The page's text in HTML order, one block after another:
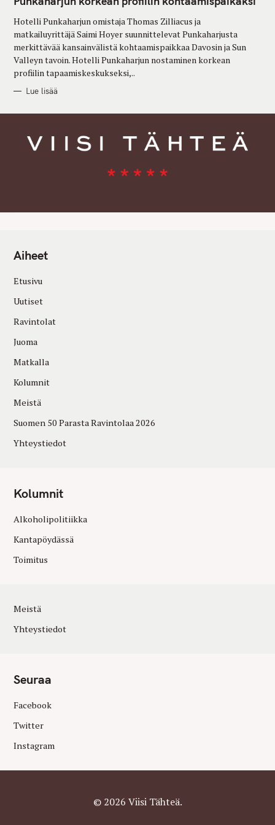
O
I
S
Hotelli Punkaharjun omistaja Thomas Zilliacus ja
matkailuyrittäjä Saimi Hoyer suunnittelevat Punkaharjusta
merkittävää kansainvälistä kohtaamispaikkaa Davosin ja Sun
Valleyn tavoin. Hotelli Punkaharjun nostaminen korkean
profiilin tapaamiskeskukseksi,..
Lue lisää
Aiheet
Etusivu
Uutiset
Ravintolat
Juoma
Matkalla
Kolumnit
Meistä
Suomen 50 Parasta Ravintolaa 2026
Yhteystiedot
Kolumnit
Alkoholipolitiikka
Kantapöydässä
Toimitus
Meistä
Yhteystiedot
Seuraa
Facebook
Twitter
Instagram
© 2026 Viisi Tähteä.